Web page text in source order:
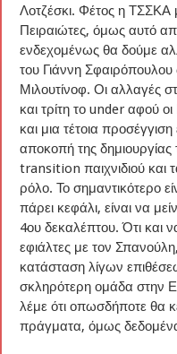
Λοτζέσκι. Φέτος η ΤΣΣΚΑ
Πειραιώτες, όμως αυτό
ενδεχομένως θα δούμε
του Γιάννη
Μιλουτίνοφ. Οι αλλαγές
και τρίτη το under αφού
και μια τέτοια
αποκοπή της δημιουργίας
transition παιχνιδιού και
ρόλο. Το σημαντικότερο
πάρει κεφάλι, είναι να
4ου δεκαλέπτου. Ότι και
εφιάλτες με τον
κατάσταση λίγων
σκληρότερη ομάδα στην
λέμε ότι οπωσδήποτε θα
πράγματα, όμως